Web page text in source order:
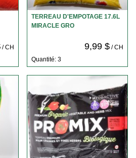
/ CH
TERREAU D'EMPOTAGE 17.6L
MIRACLE GRO
9,99 $/ CH
Quantité: 3